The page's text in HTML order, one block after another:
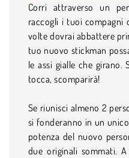
Corri attraverso un
raccogli i tuoi compagni
volte dovrai abbattere
tuo nuovo stickman
le assi gialle che girano.
tocca, scomparirà!
Se riunisci almeno 2
si fonderanno in un
potenza del nuovo
due originali sommati.